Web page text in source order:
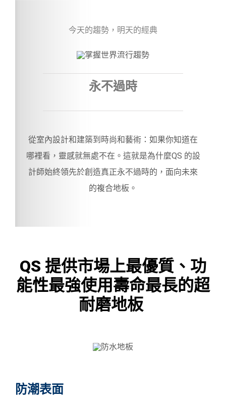
今天的趨勢，明天的經典
永不過時
從室內設計和建築到時尚和藝術：如果你知道在
哪裡看，靈感就無處不在。這就是為什麼QS 的設
計師始終領先於創造真正永不過時的，面向未來
的複合地板。
QS 提供市場上最優質、功
能性最強使用壽命最長的超
耐磨地板
防潮表面